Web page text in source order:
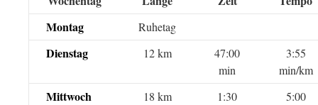
Montag
Ruhetag
Dienstag 12 km
47:00
min
3:55
min/km
Mittwoch 18 km
1:30
5:00